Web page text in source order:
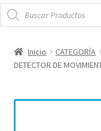
Tienda
Contacto
Búsqueda
de
productos
Inicio CATEGORÍA
DETECTOR DE